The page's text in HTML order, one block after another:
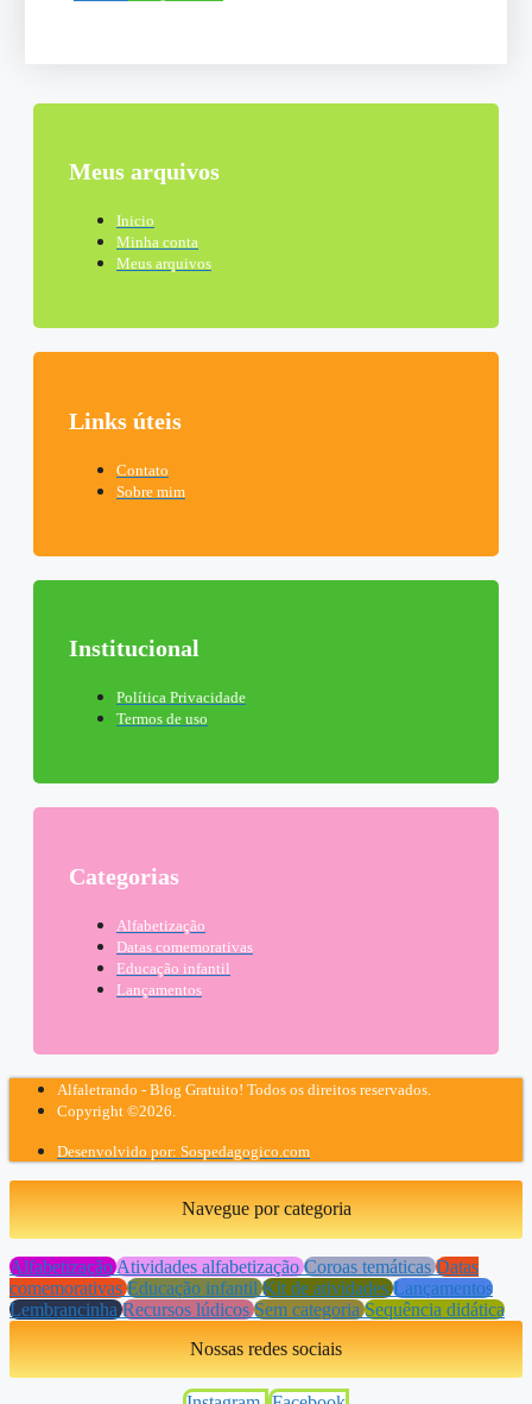
Meus arquivos
Inicio
Minha conta
Meus arquivos
Links úteis
Contato
Sobre mim
Institucional
Política Privacidade
Termos de uso
Categorias
Alfabetização
Datas comemorativas
Educação infantil
Lançamentos
Alfaletrando - Blog Gratuito! Todos os direitos reservados.
Copyright ©2026.
Desenvolvido por: Sospedagogico.com
Navegue por categoria
AlfabetizaçãoAtividades alfabetização Coroas temáticas Datas
comemorativas Educação infantil Kit de atividades Lançamentos
Lembrancinha Recursos lúdicos Sem categoria Sequência didática
Nossas redes sociais